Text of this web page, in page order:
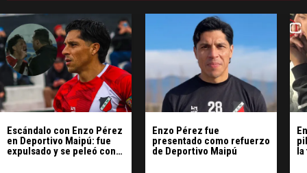
Escándalo con Enzo Pérez
en Deportivo Maipú: fue
expulsado y se peleó con
Enzo Pérez fue
presentado como refuerzo
de Deportivo Maipú
la